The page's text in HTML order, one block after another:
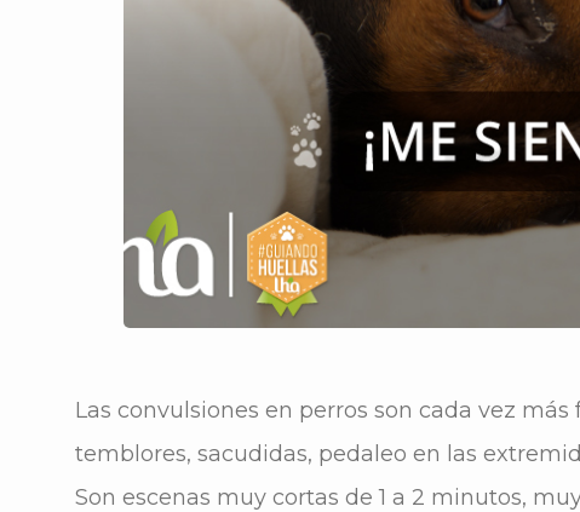
Las convulsiones en perros son cada vez
temblores, sacudidas, pedaleo en las
Son escenas muy cortas de 1 a 2 minutos,